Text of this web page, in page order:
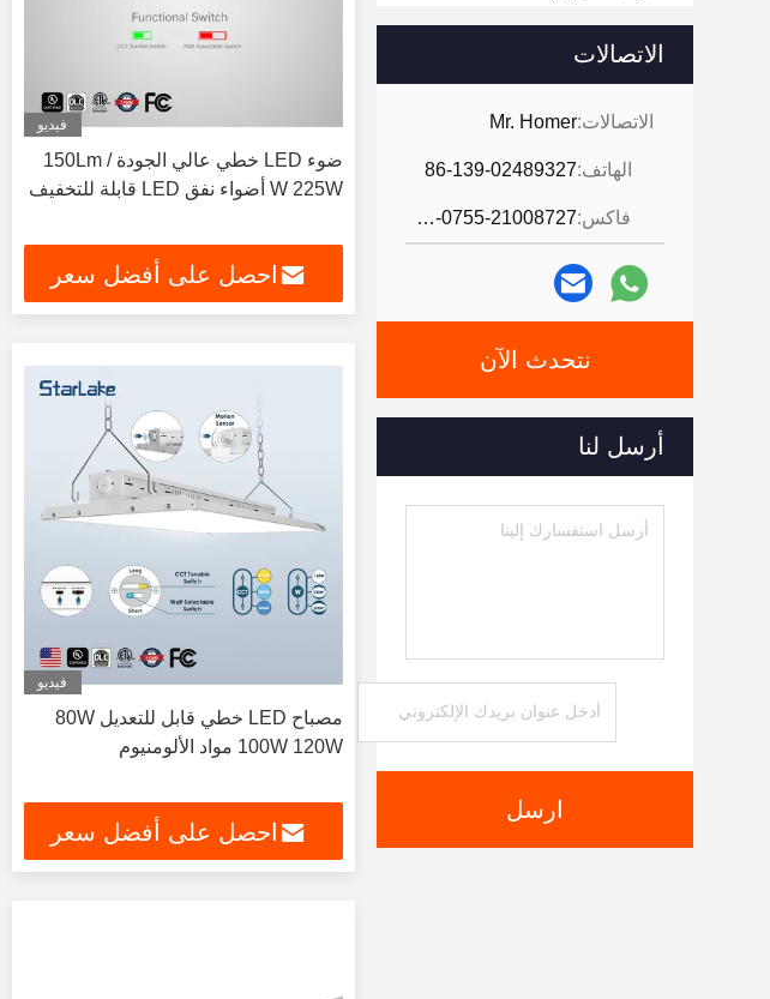
ضوء الـ LED (3)
الاتصالات
الاتصالات:Mr. Homer
الهاتف:86-139-02489327
فاكس: 86-0755-21008727
نتحدث الآن
أرسل لنا
ارسل
فيديو
ضوء LED خطي عالي الجودة 150Lm /
W 225W أضواء نفق LED قابلة للتخفيف
احصل على أفضل سعر
فيديو
مصباح LED خطي قابل للتعديل 80W
100W 120W مواد الألومنيوم
احصل على أفضل سعر